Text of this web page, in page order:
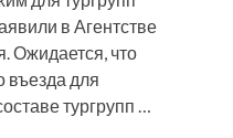
в Агентстве
Ожидается, что
въезда для
тургрупп …